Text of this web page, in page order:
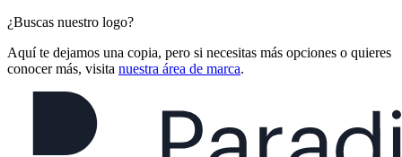
¿Buscas nuestro logo?
Aquí te dejamos una copia, pero si necesitas más opciones o quieres
conocer más, visita nuestra área de marca.